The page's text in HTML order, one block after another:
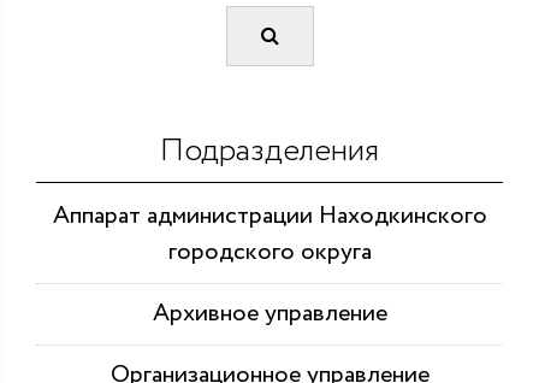
Подразделения
Аппарат администрации Находкинского
городского округа
Архивное управление
Организационное управление